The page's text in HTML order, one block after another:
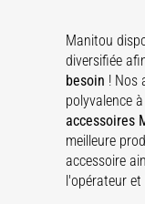
Manitou
diversifiée
besoin ! Nos
polyvalence
accessoires
meilleure
accessoire
l'opérateur